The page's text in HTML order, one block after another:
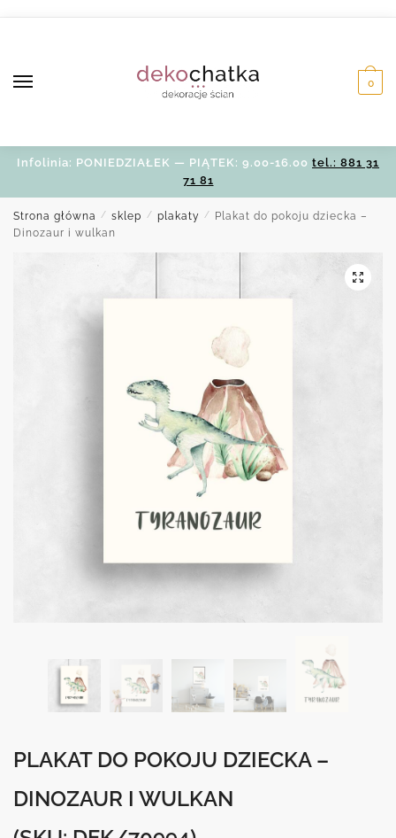
0
Infolinia: PONIEDZIAŁEK — PIĄTEK: 9.00-16.00 tel.: 881 31
71 81
Strona główna / sklep / plakaty /
Plakat do pokoju dziecka –
Dinozaur i wulkan
PLAKAT DO POKOJU DZIECKA –
DINOZAUR I WULKAN